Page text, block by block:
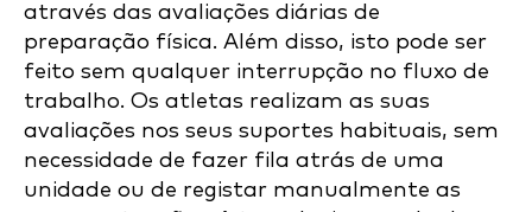
através das avaliações diárias de
preparação física. Além disso, isto pode ser
feito sem qualquer interrupção no fluxo de
trabalho. Os atletas realizam as suas
avaliações nos seus suportes habituais, sem
necessidade de fazer fila atrás de uma
unidade ou de registar manualmente as